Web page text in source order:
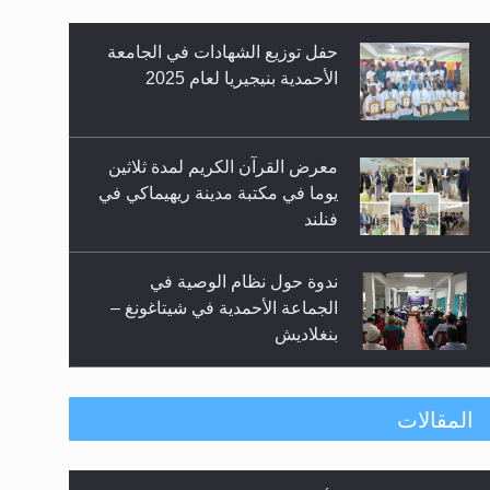
حفل توزيع الشهادات في الجامعة
الأحمدية بنيجيريا لعام 2025
معرض القرآن الكريم لمدة ثلاثين
يوما في مكتبة مدينة ريهيماكي في
فنلند
ندوة حول نظام الوصية في
الجماعة الأحمدية في شيتاغونغ –
بنغلاديش
اليوم الوطني الرياضي لمجلس
المقالات